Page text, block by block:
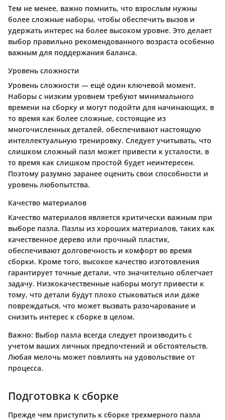
Тем не менее, важно помнить, что взрослым нужны
более сложные наборы, чтобы обеспечить вызов и
удержать интерес на более высоком уровне. Это делает
выбор правильно рекомендованного возраста особенно
важным для поддержания баланса.
Уровень сложности
Уровень сложности — ещё один ключевой момент.
Наборы с низким уровнем требуют минимального
времени на сборку и могут подойти для начинающих, в
то время как более сложные, состоящие из
многочисленных деталей, обеспечивают настоящую
интеллектуальную тренировку. Следует учитывать, что
слишком сложный пазл может привести к усталости, в
то время как слишком простой будет неинтересен.
Поэтому разумно заранее оценить свои способности и
уровень любопытства.
Качество материалов
Качество материалов является критически важным при
выборе пазла. Пазлы из хороших материалов, таких как
качественное дерево или прочный пластик,
обеспечивают долговечность и комфорт во время
сборки. Кроме того, высокое качество изготовления
гарантирует точные детали, что значительно облегчает
задачу. Низкокачественные наборы могут привести к
тому, что детали будут плохо стыковаться или даже
повреждаться, что может вызвать разочарование и
снизить интерес к сборке в целом.
Важно: Выбор пазла всегда следует производить с
учетом ваших личных предпочтений и обстоятельств.
Любая мелочь может повлиять на удовольствие от
процесса.
Подготовка к сборке
Прежде чем приступить к сборке трехмерного пазла